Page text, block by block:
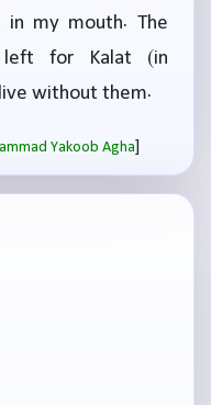
my mouth. The
left for Kalat (in
without them.
Yakoob Agha